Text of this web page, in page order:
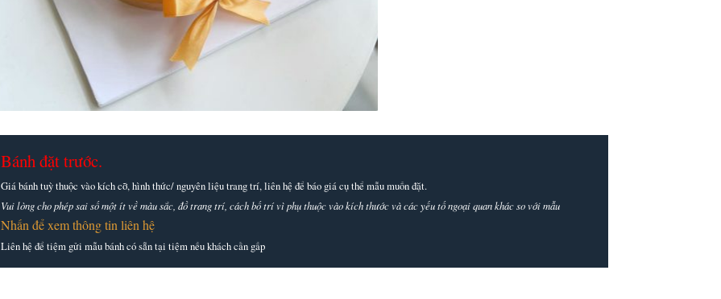
Bánh đặt trước.
Giá bánh tuỳ thuộc vào kích cỡ, hình thức/ nguyên liệu trang trí, liên hệ để báo giá cụ thể mẫu muốn đặt.
Vui lòng cho phép sai số một ít về màu sắc, đồ trang trí, cách bố trí vì phụ thuộc vào kích thước và các yếu tố ngoại quan khác so với mẫu
Nhấn để xem thông tin liên hệ
Liên hệ để tiệm gửi mẫu bánh có sẵn tại tiệm nếu khách cần gấp